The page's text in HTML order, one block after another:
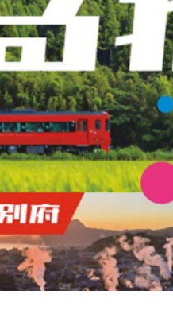
市ディナー
紅葉
し 蕎麦
虹
大野市
豊後高田市
店
開店閉店
崎山 鰻